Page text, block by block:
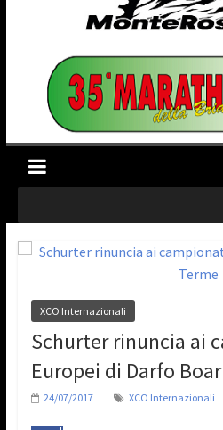
XCO Internazionali
Schurter rinuncia ai
Europei di Darfo
24/07/2017 XCO Internazionali